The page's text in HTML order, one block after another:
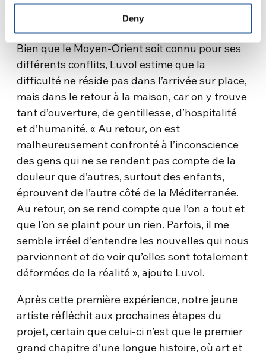
Deny
faisant référence aumurédifié par Israël
Bien que le Moyen-Orient soit connu pour ses
différents conflits, Luvol estime que la
difficulté ne réside pas dans l’arrivée sur place,
mais dans le retour à la maison, car on y trouve
tant d’ouverture, de gentillesse, d’hospitalité
et d’humanité. « Au retour, on est
malheureusement confronté à l’inconscience
des gens qui ne se rendent pas compte de la
douleur que d’autres, surtout des enfants,
éprouvent de l’autre côté de la Méditerranée.
Au retour, on se rend compte que l’on a tout et
que l’on se plaint pour un rien. Parfois, il me
semble irréel d’entendre les nouvelles qui nous
parviennent et de voir qu’elles sont totalement
déformées de la réalité », ajoute Luvol.
Après cette première expérience, notre jeune
artiste réfléchit aux prochaines étapes du
projet, certain que celui-ci n’est que le premier
grand chapitre d’une longue histoire, où art et